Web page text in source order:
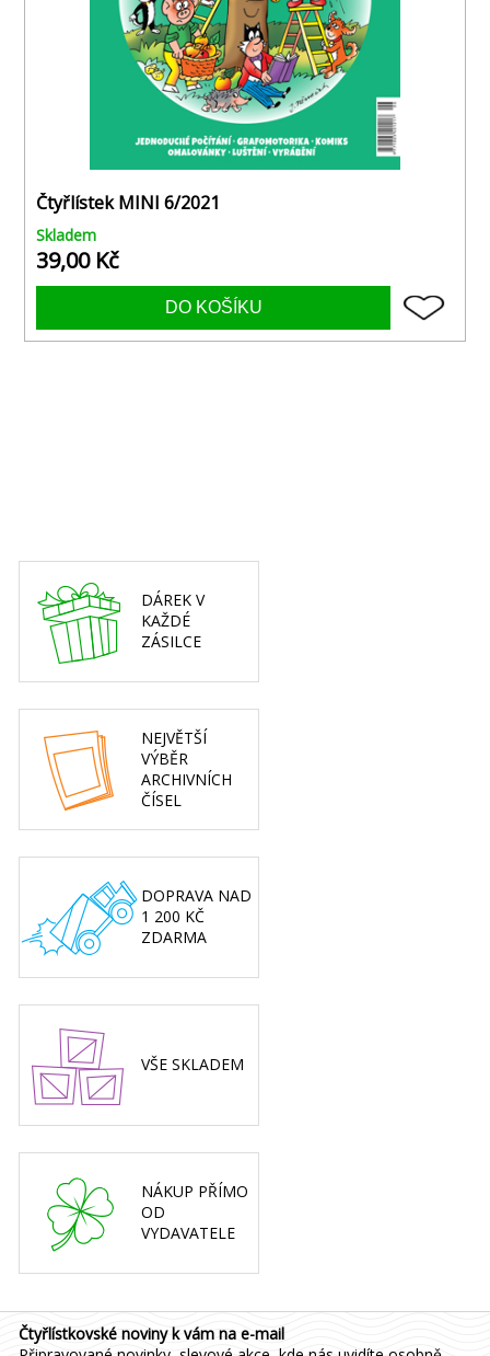
Čtyřlístek MINI 6/2021
Skladem
39,00 Kč
DÁREK V
KAŽDÉ
ZÁSILCE
NEJVĚTŠÍ
VÝBĚR
ARCHIVNÍCH
ČÍSEL
DOPRAVA NAD
1 200 KČ
ZDARMA
VŠE SKLADEM
NÁKUP PŘÍMO
OD
VYDAVATELE
Čtyřlístkovské noviny k vám na e-mail